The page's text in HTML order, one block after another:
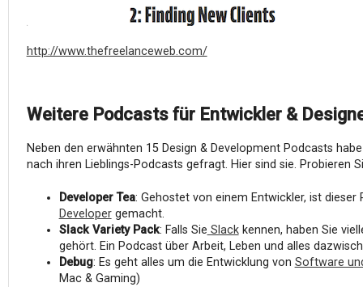
http://www.thefreelanceweb.com/
Weitere Podcasts für Entwickler &
Neben den erwähnten 15 Design & Development Podcasts
nach ihren Lieblings-Podcasts gefragt. Hier sind sie. Probieren
Developer Tea: Gehostet von einem Entwickler, ist
Developergemacht.
Slack Variety Pack: Falls Sie Slackkennen, haben Sie
gehört. Ein Podcast über Arbeit, Leben und alles
Debug: Es geht alles um die Entwicklung von Software
Mac & Gaming)